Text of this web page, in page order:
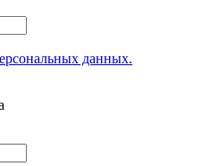
данных.